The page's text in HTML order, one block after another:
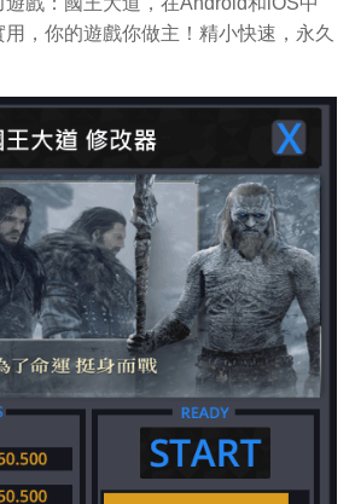
，你的遊戲你做主！精小快速，永久